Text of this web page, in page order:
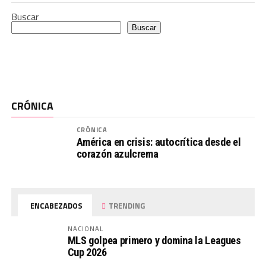
Buscar
Buscar
CRÓNICA
CRÓNICA
América en crisis: autocrítica desde el
corazón azulcrema
ENCABEZADOS TRENDING
NACIONAL
MLS golpea primero y domina la Leagues
Cup 2026